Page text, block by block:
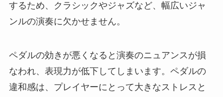
するため、クラシックやジャズなど、幅広いジャ
ンルの演奏に欠かせません。
ペダルの効きが悪くなると演奏のニュアンスが損
なわれ、表現力が低下してしまいます。ペダルの
違和感は、プレイヤーにとって大きなストレスと